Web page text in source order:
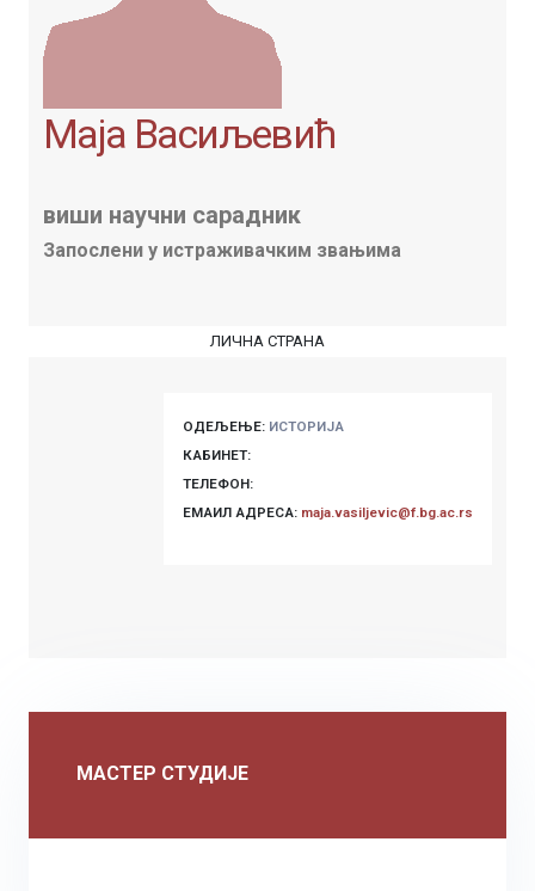
Маја Васиљевић
виши научни сарадник
Запослени у истраживачким звањима
ЛИЧНА СТРАНА
ОДЕЉЕЊЕ: ИСТОРИЈА
КАБИНЕТ:
ТЕЛЕФОН:
ЕМАИЛ АДРЕСА: maja.vasiljevic@f.bg.ac.rs
МАСТЕР СТУДИЈЕ